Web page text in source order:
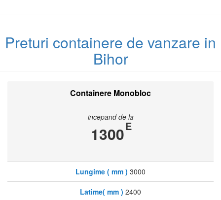
Preturi containere de vanzare in
Bihor
Containere Monobloc
incepand de la
1300E
Lungime ( mm ) 3000
Latime( mm ) 2400